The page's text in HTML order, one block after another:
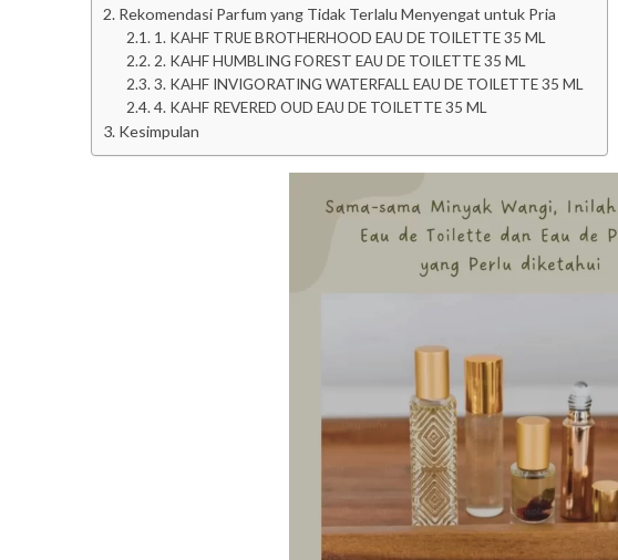
Rekomendasi Parfum yang Tidak Terlalu Menyengat untuk Pria
1. KAHF TRUE BROTHERHOOD EAU DE TOILETTE 35 ML
2. KAHF HUMBLING FOREST EAU DE TOILETTE 35 ML
3. KAHF INVIGORATING WATERFALL EAU DE TOILETTE 35 ML
4. KAHF REVERED OUD EAU DE TOILETTE 35 ML
Kesimpulan